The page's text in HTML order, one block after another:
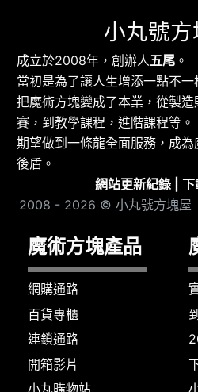
小丸號方
成立於2008年，創辦人五尾 。
當初是為了讓人生增添一點不一
把魔術方塊變成了本業，從製
賽，到教學課程，進階課程等。
期望做到一條龍全面服務，成
後盾。
網站更新紀錄
下
2008 - 2026 © 小丸號方塊屋
魔術方塊產品
網購通路
百貨專櫃
連鎖通路
開箱影片